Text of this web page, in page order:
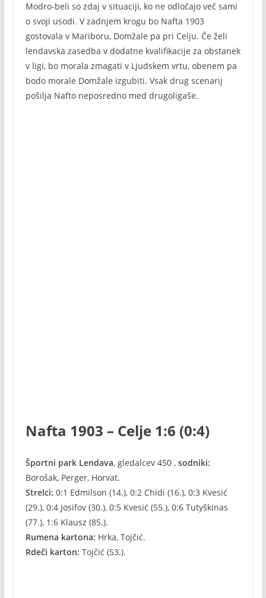
Modro-beli so zdaj v situaciji, ko ne odločajo več sami
o svoji usodi. V zadnjem krogu bo Nafta 1903
gostovala v Mariboru, Domžale pa pri Celju. Če želi
lendavska zasedba v dodatne kvalifikacije za obstanek
v ligi, bo morala zmagati v Ljudskem vrtu, obenem pa
bodo morale Domžale izgubiti. Vsak drug scenarij
pošilja Nafto neposredno med drugoligaše.
Nafta 1903 – Celje 1:6 (0:4)
Športni park Lendava, gledalcev 450 , sodniki:
Borošak, Perger, Horvat.
Strelci: 0:1 Edmilson (14.), 0:2 Chidi (16.), 0:3 Kvesić
(29.), 0:4 Josifov (30.), 0:5 Kvesić (55.), 0:6 Tutyškinas
(77.), 1:6 Klausz (85.).
Rumena kartona: Hrka, Tojčić.
Rdeči karton: Tojčić (53.).